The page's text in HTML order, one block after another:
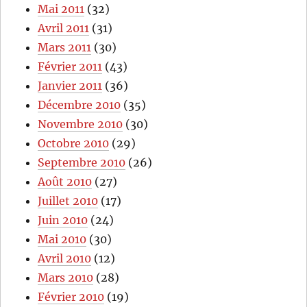
Mai 2011 (32)
Avril 2011 (31)
Mars 2011 (30)
Février 2011 (43)
Janvier 2011 (36)
Décembre 2010 (35)
Novembre 2010 (30)
Octobre 2010 (29)
Septembre 2010 (26)
Août 2010 (27)
Juillet 2010 (17)
Juin 2010 (24)
Mai 2010 (30)
Avril 2010 (12)
Mars 2010 (28)
Février 2010 (19)